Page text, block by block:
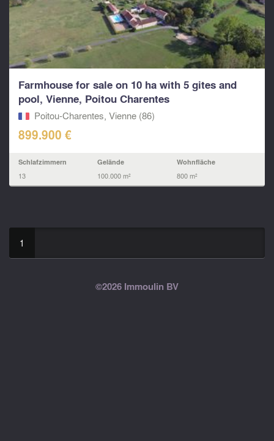
Farmhouse for sale on 10 ha with 5 gites and
pool, Vienne, Poitou Charentes
Poitou-Charentes, Vienne (86)
899.900 €
Schlafzimmern
13
Gelände
100.000 m²
Wohnfläche
800 m²
1
©2026 Immoulin BV